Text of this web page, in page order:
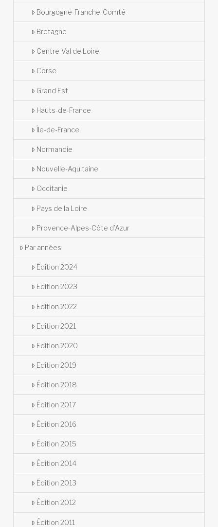
Bourgogne-Franche-Comté
Bretagne
Centre-Val de Loire
Corse
Grand Est
Hauts-de-France
Île-de-France
Normandie
Nouvelle-Aquitaine
Occitanie
Pays de la Loire
Provence-Alpes-Côte d’Azur
Par années
Édition 2024
Edition 2023
Edition 2022
Edition 2021
Edition 2020
Edition 2019
Édition 2018
Édition 2017
Édition 2016
Édition 2015
Édition 2014
Édition 2013
Édition 2012
Édition 2011